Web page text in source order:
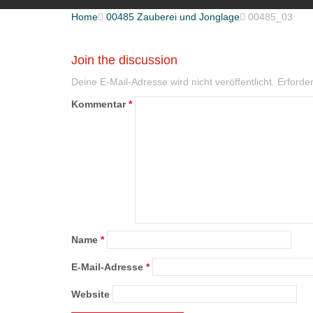
Home 00485 Zauberei und Jonglage 00485_03
Join the discussion
Deine E-Mail-Adresse wird nicht veröffentlicht.
Kommentar*
Name *
E-Mail-Adresse *
Website